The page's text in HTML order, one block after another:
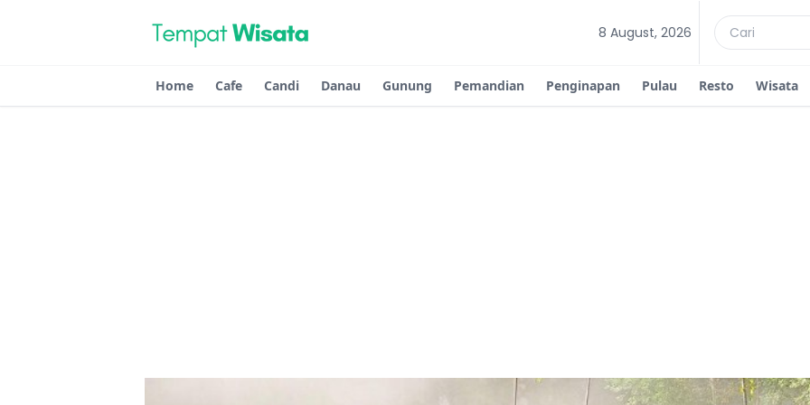
8 August, 2026
Home Cafe Candi Danau Gunung Pemandian Penginapan Pulau Resto Wisata